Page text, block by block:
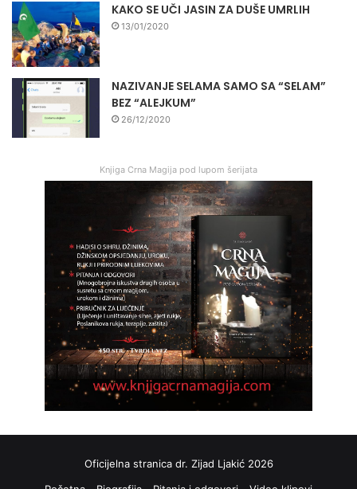
KAKO SE UČI JASIN ZA DUŠE UMRLIH
13/01/2020
NAZIVANJE SELAMA SAMO SA “SELAM”
BEZ “ALEJKUM”
26/12/2020
Knjiga Crna Magija pod lupom šerijata
Oficijelna stranica dr. Zijad Ljakić 2026